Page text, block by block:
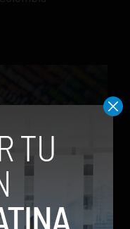
Irán, Siria y